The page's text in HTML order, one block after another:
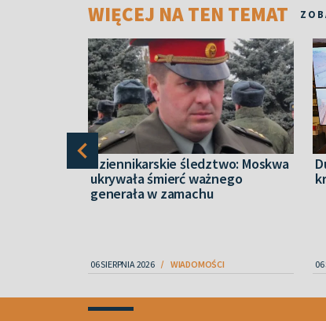
WIĘCEJ NA TEN TEMAT
Dziennikarskie śledztwo: Moskwa
ukrywała śmierć ważnego
generała w zamachu
06 SIERPNIA 2026 WIADOMOŚCI 06